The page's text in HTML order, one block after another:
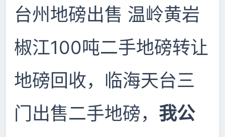
台州地磅出售 温岭黄岩
椒江100吨二手地磅转让
地磅回收，临海天台三
门出售二手地磅， 我公